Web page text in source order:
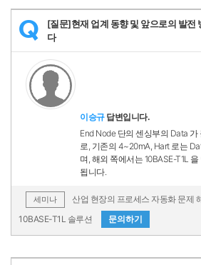
Q
[질문]현재 업계 동향 및 앞으로의 발전
다
이승규답변입니다.
End Node 단의 센싱부의 Data
로, 기존의 4~20mA, Hart 로는
며, 해외 쪽에서는 10BASE-T1L
됩니다.
세미나
산업 현장의 프로세스 자동화 문제
10BASE-T1L 솔루션
문의하기